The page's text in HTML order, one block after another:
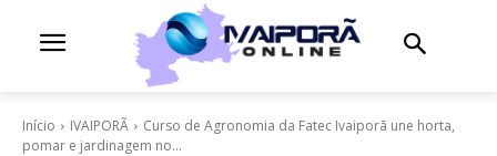
Início IVAIPORÃ
Curso de Agronomia da Fatec Ivaiporã une horta,
pomar e jardinagem no...